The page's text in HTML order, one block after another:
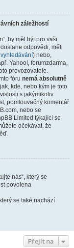
záležitostí
by měl být pro vaši
odpovědi, měli
) nebo,
Yahoo!, forumzdarma,
provozovatele.
fóru nemá absolutně
kde, nebo kým je toto
s jakýmikoliv
pomlouvačný komentář
nebo se
Limited týkající se
očekávat, že
nás“, který se
povolena
se také nachází
Přejít na